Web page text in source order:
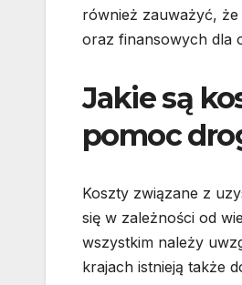
również zauważyć,
oraz finansowych dla
Jakie są
pomoc
Koszty związane z
się w zależności od
wszystkim należy
krajach istnieją także